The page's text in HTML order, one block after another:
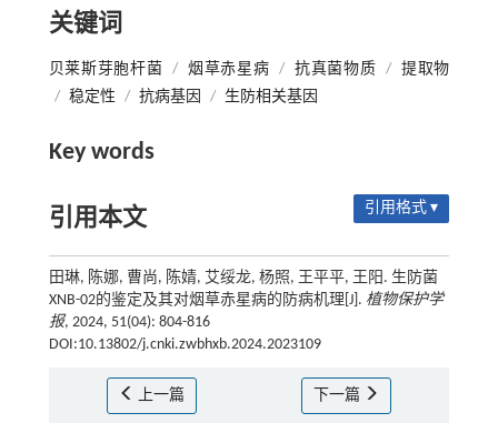
关键词
贝莱斯芽胞杆菌 / 烟草赤星病 / 抗真菌物质 /
提取物
/ 稳定性 / 抗病基因 / 生防相关基因
Key words
引用本文 引用格式 ▾
田琳, 陈娜, 曹尚, 陈婧, 艾绥龙, 杨照, 王平平, 王阳. 生防菌
XNB-02的鉴定及其对烟草赤星病的防病机理[J]. 植物保护学
报, 2024, 51(04): 804-816
DOI:10.13802/j.cnki.zwbhxb.2024.2023109
上一篇 下一篇